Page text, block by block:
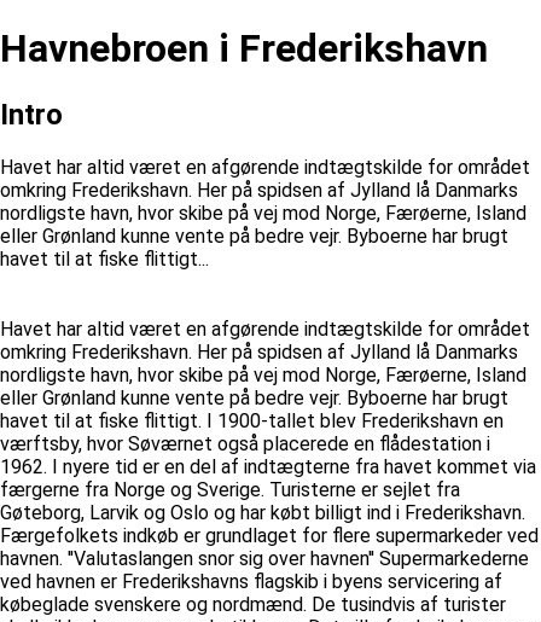
Havnebroen i Frederikshavn
Intro
Havet har altid været en afgørende indtægtskilde for området
omkring Frederikshavn. Her på spidsen af Jylland lå Danmarks
nordligste havn, hvor skibe på vej mod Norge, Færøerne, Island
eller Grønland kunne vente på bedre vejr. Byboerne har brugt
havet til at fiske flittigt...
Havet har altid været en afgørende indtægtskilde for området
omkring Frederikshavn. Her på spidsen af Jylland lå Danmarks
nordligste havn, hvor skibe på vej mod Norge, Færøerne, Island
eller Grønland kunne vente på bedre vejr. Byboerne har brugt
havet til at fiske flittigt. I 1900-tallet blev Frederikshavn en
værftsby, hvor Søværnet også placerede en flådestation i
1962. I nyere tid er en del af indtægterne fra havet kommet via
færgerne fra Norge og Sverige. Turisterne er sejlet fra
Gøteborg, Larvik og Oslo og har købt billigt ind i Frederikshavn.
Færgefolkets indkøb er grundlaget for flere supermarkeder ved
havnen. ''Valutaslangen snor sig over havnen'' Supermarkederne
ved havnen er Frederikshavns flagskib i byens servicering af
købeglade svenskere og nordmænd. De tusindvis af turister